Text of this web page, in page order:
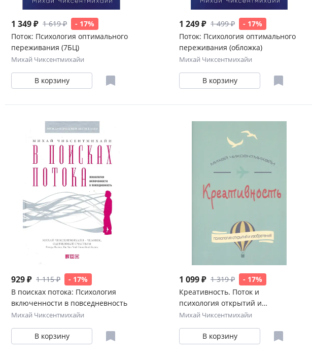
1 349 ₽ 1 619 ₽
- 17%
Поток: Психология оптимального
переживания (7БЦ)
Михай Чиксентмихайи
В корзину
1 249 ₽ 1 499 ₽
- 17%
Поток: Психология оптимального
переживания (обложка)
Михай Чиксентмихайи
В корзину
929 ₽ 1 115 ₽
- 17%
В поисках потока: Психология
включенности в повседневность
Михай Чиксентмихайи
В корзину
1 099 ₽ 1 319 ₽
- 17%
Креативность. Поток и
психология открытий и
изобретений
Михай Чиксентмихайи
В корзину